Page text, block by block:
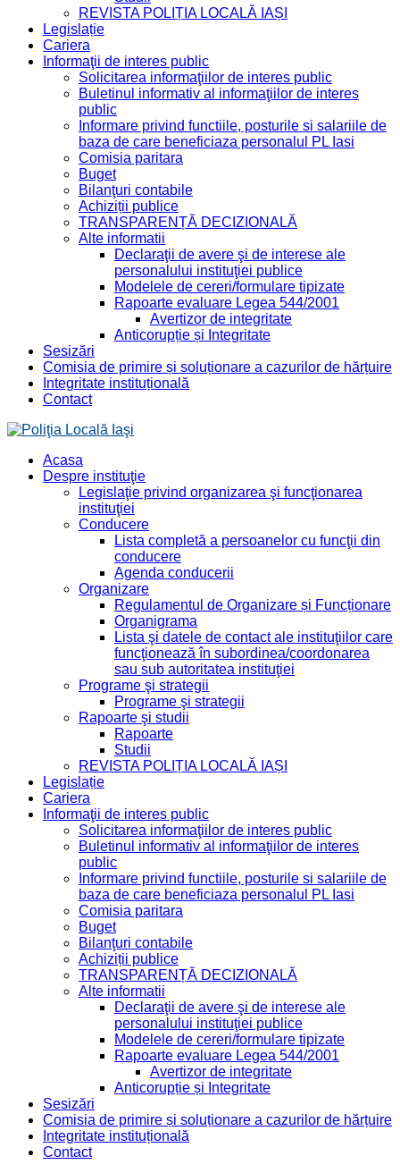
REVISTA POLIȚIA LOCALĂ IAȘI
Legislație
Cariera
Informaţii de interes public
Solicitarea informaţiilor de interes public
Buletinul informativ al informaţiilor de interes
public
Informare privind functiile, posturile si salariile de
baza de care beneficiaza personalul PL Iasi
Comisia paritara
Buget
Bilanţuri contabile
Achiziții publice
TRANSPARENȚĂ DECIZIONALĂ
Alte informatii
Declaraţii de avere şi de interese ale
personalului instituţiei publice
Modelele de cereri/formulare tipizate
Rapoarte evaluare Legea 544/2001
Avertizor de integritate
Anticorupție și Integritate
Sesizări
Comisia de primire și soluționare a cazurilor de hărțuire
Integritate instituțională
Contact
Acasa
Despre instituţie
Legislaţie privind organizarea şi funcţionarea
instituţiei
Conducere
Lista completă a persoanelor cu funcţii din
conducere
Agenda conducerii
Organizare
Regulamentul de Organizare și Funcționare
Organigrama
Lista şi datele de contact ale instituţiilor care
funcţionează în subordinea/coordonarea
sau sub autoritatea instituţiei
Programe şi strategii
Programe şi strategii
Rapoarte şi studii
Rapoarte
Studii
REVISTA POLIȚIA LOCALĂ IAȘI
Legislație
Cariera
Informaţii de interes public
Solicitarea informaţiilor de interes public
Buletinul informativ al informaţiilor de interes
public
Informare privind functiile, posturile si salariile de
baza de care beneficiaza personalul PL Iasi
Comisia paritara
Buget
Bilanţuri contabile
Achiziții publice
TRANSPARENȚĂ DECIZIONALĂ
Alte informatii
Declaraţii de avere şi de interese ale
personalului instituţiei publice
Modelele de cereri/formulare tipizate
Rapoarte evaluare Legea 544/2001
Avertizor de integritate
Anticorupție și Integritate
Sesizări
Comisia de primire și soluționare a cazurilor de hărțuire
Integritate instituțională
Contact